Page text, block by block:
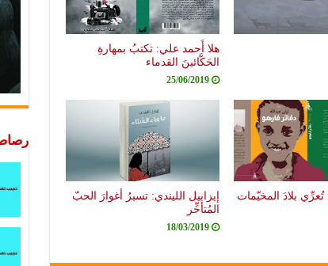
هلا أَحمد علي: تكتبُ بمهارةِ
الحَكَّائينَ القدماء
25/06/2019
تُعرِّي بلادَ المخيّمات
إيزابيل الليندي: تسبرُ أغوارَ الحبّ
المُتأخِّر
18/03/2019